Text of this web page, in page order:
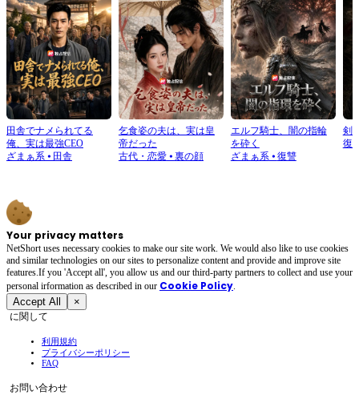
田舎でナメられてる
俺、実は最強CEO
ざまぁ系 ⦁ 田舎
乞食姿の夫は、実は皇
帝だった
古代・恋愛⦁ 裏の顔
エルフ騎士、闇の指輪
を砕く
ざまぁ系⦁ 復讐
剣
復
Your privacy matters
NetShort uses necessary cookies to make our site work. We would also like to use cookies
and similar technologies on our sites to personalize content and provide and improve site
features.If you 'Accept all', you allow us and our third-party partners to collect and use your
personal irformation as described in our Cookie Policy.
Accept All ×
に関して
利用規約
プライバシーポリシー
FAQ
お問い合わせ